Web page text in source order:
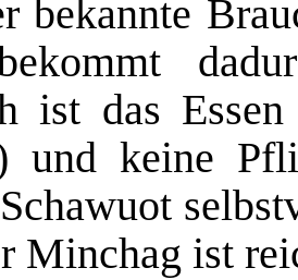
bekannte
ist das
und keine
Minchag ist